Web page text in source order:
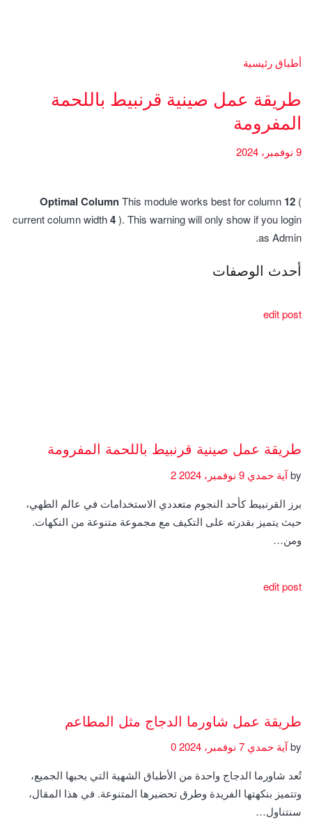
أطباق رئيسية
طريقة عمل صينية قرنبيط باللحمة
المفرومة
9 نوفمبر، 2024
Optimal ColumnThis module works best for column 12 (
current column width4). This warning will only show if you login
as Admin.
أحدث الوصفات
edit post
طريقة عمل صينية قرنبيط باللحمة المفرومة
byآية حمدي
برز القرنبيط كأحد النجوم متعددي الاستخدامات في عالم الطهي،
حيث يتميز بقدرته على التكيف مع مجموعة متنوعة من النكهات.
ومن…
edit post
طريقة عمل شاورما الدجاج مثل المطاعم
byآية حمدي
تُعد شاورما الدجاج واحدة من الأطباق الشهية التي يحبها الجميع،
وتتميز بنكهتها الفريدة وطرق تحضيرها المتنوعة. في هذا المقال،
سنتناول…